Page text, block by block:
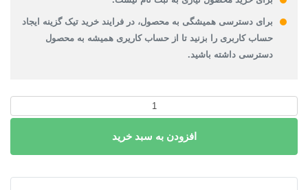
برای دسترسی همیشگی به محصول، در فرایند خرید تیک گزینه ایجاد
حساب کاربری را بزنید تا از حساب کاریری همیشه به محصول
دسترسی داشته باشید.
نقشه
فایل
افزودن به سبد خرید